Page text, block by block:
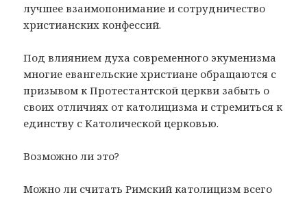
лучшее взаимопонимание и сотрудничество
христианских конфессий.
Под влиянием духа современного экуменизма
многие евангельские христиане обращаются с
призывом к Протестантской церкви забыть о
своих отличиях от католицизма и стремиться к
единству с Католической церковью.
Возможно ли это?
Можно ли считать Римский католицизм всего